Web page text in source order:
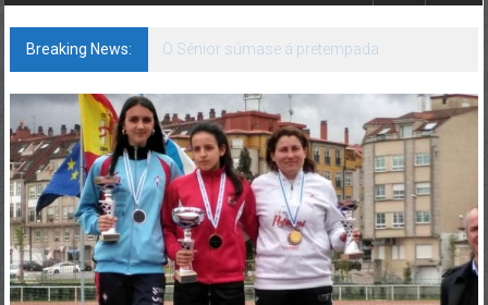
Breaking News: 142 bos motivos de ilusión